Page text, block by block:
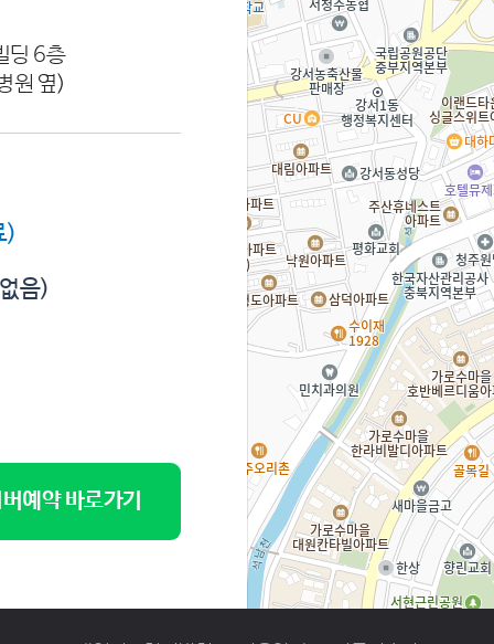
딩 6층
원 옆)
)
음)
예약 바로가기